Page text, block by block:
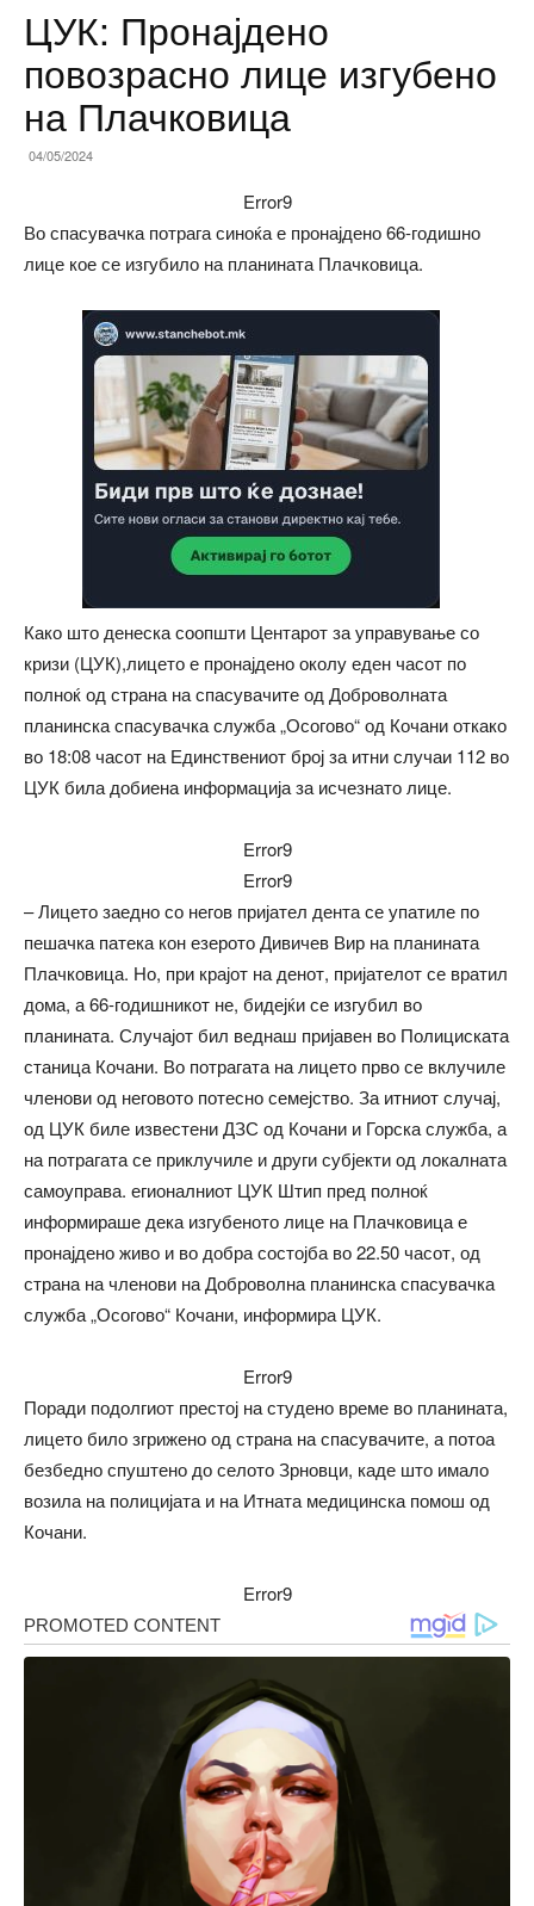
ЦУК: Пронајдено
повозрасно лице изгубено
на Плачковица
04/05/2024
Error9
Во спасувачка потрага синоќа е пронајдено 66-годишно
лице кое се изгубило на планината Плачковица.
Како што денеска соопшти Центарот за управување со
кризи (ЦУК),лицето е пронајдено околу еден часот по
полноќ од страна на спасувачите од Доброволната
планинска спасувачка служба „Осогово“ од Кочани откако
во 18:08 часот на Единствениот број за итни случаи 112 во
ЦУК била добиена информација за исчезнато лице.
Error9
Error9
– Лицето заедно со негов пријател дента се упатиле по
пешачка патека кон езерото Дивичев Вир на планината
Плачковица. Но, при крајот на денот, пријателот се вратил
дома, а 66-годишникот не, бидејќи се изгубил во
планината. Случајот бил веднаш пријавен во Полициската
станица Кочани. Во потрагата на лицето прво се вклучиле
членови од неговото потесно семејство. За итниот случај,
од ЦУК биле известени ДЗС од Кочани и Горска служба, а
на потрагата се приклучиле и други субјекти од локалната
самоуправа. егионалниот ЦУК Штип пред полноќ
информираше дека изгубеното лице на Плачковица е
пронајдено живо и во добра состојба во 22.50 часот, од
страна на членови на Доброволна планинска спасувачка
служба „Осогово“ Кочани, информира ЦУК.
Error9
Поради подолгиот престој на студено време во планината,
лицето било згрижено од страна на спасувачите, а потоа
безбедно спуштено до селото Зрновци, каде што имало
возила на полицијата и на Итната медицинска помош од
Кочани.
Error9